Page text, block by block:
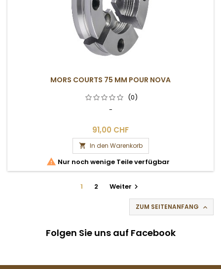
MORS COURTS 75 MM POUR NOVA
(0)
-
91,00 CHF
 In den Warenkorb
 Nur noch wenige Teile verfügbar
1 2 Weiter 
ZUM SEITENANFANG 
Folgen Sie uns auf Facebook